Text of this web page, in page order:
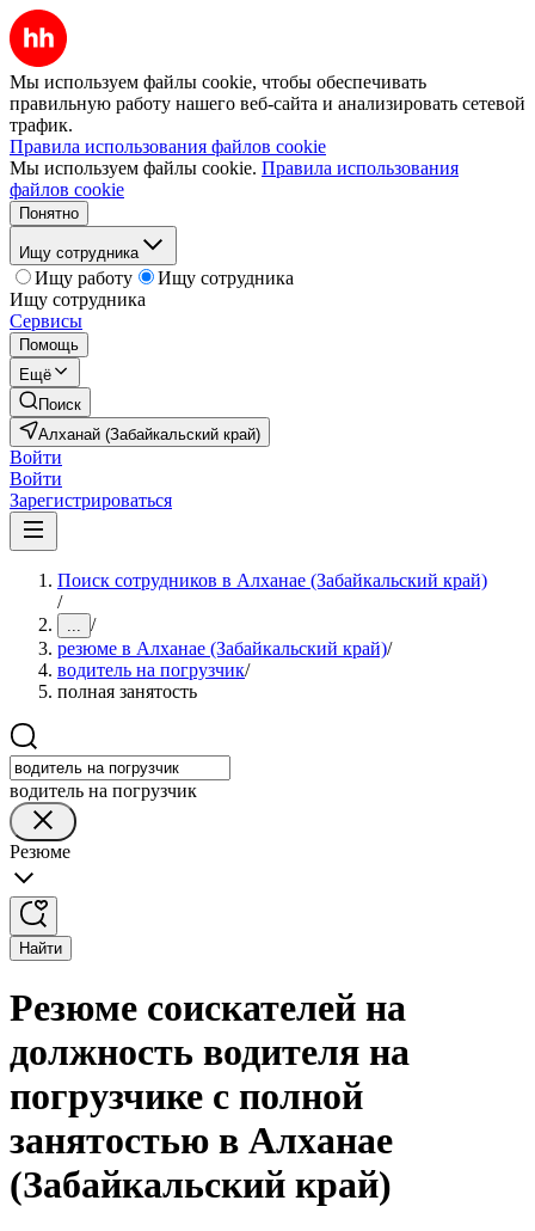
Мы используем файлы cookie, чтобы обеспечивать
правильную работу нашего веб-сайта и анализировать сетевой
трафик.
Правила использования файлов cookie
Мы используем файлы cookie. Правила использования
файлов cookie
Понятно
Ищу сотрудника
Ищу работу
Ищу сотрудника
Ищу сотрудника
Сервисы
Помощь
Ещё
Поиск
Алханай (Забайкальский край)
Войти
Войти
Зарегистрироваться
Поиск сотрудников в Алханае (Забайкальский край)
/
... /
резюме в Алханае (Забайкальский край)/
водитель на погрузчик/
полная занятость
водитель на погрузчик
Резюме
Найти
Резюме соискателей на
должность водителя на
погрузчике с полной
занятостью в Алханае
(Забайкальский край)